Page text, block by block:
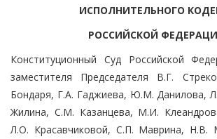
ИСПОЛНИТЕЛЬНОГО
РОССИЙСКОЙ
Конституционный Суд Российской
заместителя Председателя В.Г.
Бондаря, Г.А. Гаджиева, Ю.М. Данилова,
Жилина, С.М. Казанцева, М.И.
Л.О. Красавчиковой, С.П. Маврина, Н.В.